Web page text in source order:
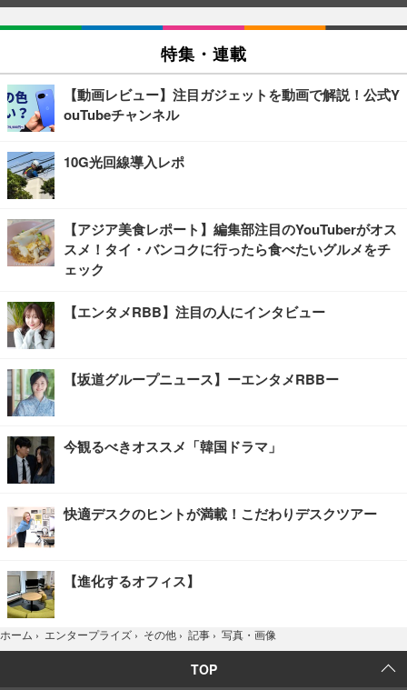
特集・連載
【動画レビュー】注目ガジェットを動画で解説！公式Y
ouTubeチャンネル
10G光回線導入レポ
【アジア美食レポート】編集部注目のYouTuberがオス
スメ！タイ・バンコクに行ったら食べたいグルメをチ
ェック
【エンタメRBB】注目の人にインタビュー
【坂道グループニュース】ーエンタメRBBー
今観るべきオススメ「韓国ドラマ」
快適デスクのヒントが満載！こだわりデスクツアー
【進化するオフィス】
ホーム › エンタープライズ › その他 › 記事 › 写真・画像
TOP